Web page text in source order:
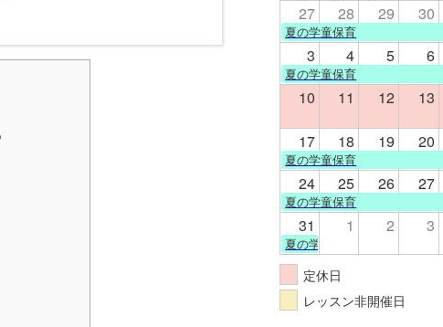
27 28 29 30
夏の学童保育
3 4 5 6
夏の学童保育
10 11 12 13
17 18 19 20
夏の学童保育
24 25 26 27
夏の学童保育
31 1 2 3
夏の学童保育
定休日
レッスン非開催日